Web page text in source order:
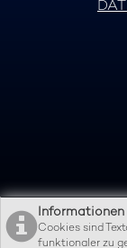
Informationen
Cookies sind
funktionaler zu